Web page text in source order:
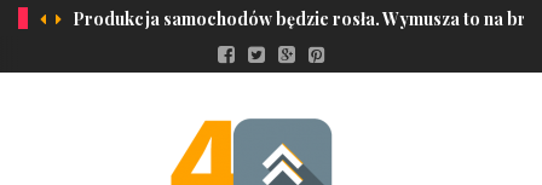
Produkcja samochodów będzie rosła. Wymusza to na